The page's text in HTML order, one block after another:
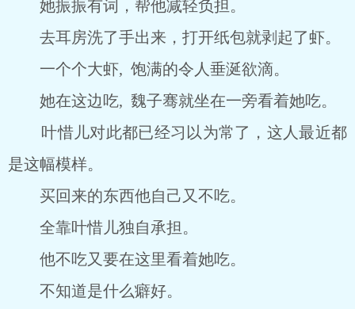
她振振有词，帮他减轻负担。
去耳房洗了手出来，打开纸包就剥起了虾。
一个个大虾, 饱满的令人垂涎欲滴。
她在这边吃, 魏子骞就坐在一旁看着她吃。
叶惜儿对此都已经习以为常了，这人最近都
是这幅模样。
买回来的东西他自己又不吃。
全靠叶惜儿独自承担。
他不吃又要在这里看着她吃。
不知道是什么癖好。